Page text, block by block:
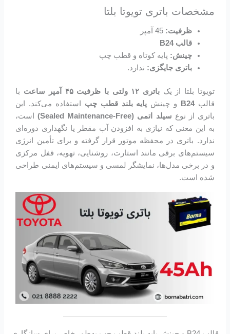
مشخصات باتری تویوتا بلتا
ظرفیت: 45 آمپر
قالب B24
چینش: پایه کوتاه و قطب چپ
باتری‌ جایگزی: ندارد.
تویوتا بلتا از یکباتری ۱۲ ولتی با ظرفیت ۴۵ آمپر ساعت
با
قالبB24 و چینش پایه بلند قطب چپ استفاده می‌کند. این
باتری از نوع سیلد اتمی (Sealed Maintenance-Free)
است،
به این معنی که نیازی به افزودن آب مقطر یا نگهداری دوره‌ای
ندارد. باتری در محفظه موتور قرار گرفته و برای تأمین انرژی
سیستم‌های برقی مانند استارت، روشنایی، تهویه، قفل مرکزی
و در برخی مدل‌ها، نمایشگر لمسی و سیستم‌های ایمنی طراحی
شده است.